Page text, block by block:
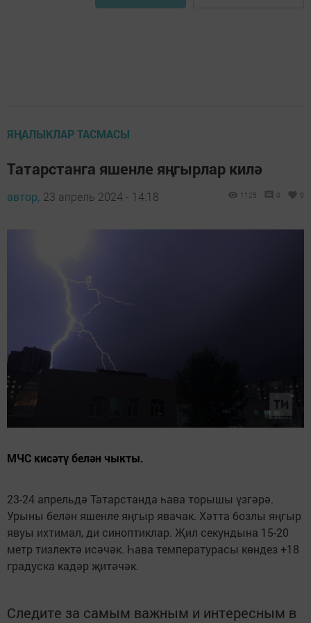
ЯҢАЛЫКЛАР ТАСМАСЫ
Татарстанга яшенле яңгырлар килә
автор, 23 апрель 2024 - 14:18 1125 0 0
МЧС кисәтү белән чыкты.
23-24 апрельдә Татарстанда һава торышы үзгәрә.
Урыны белән яшенле яңгыр явачак. Хәтта бозлы яңгыр
явуы ихтимал, ди синоптиклар. Җил секундына 15-20
метр тизлектә исәчәк. Һава температурасы көндез +18
градуска кадәр җитәчәк.
Следите за самым важным и интересным в